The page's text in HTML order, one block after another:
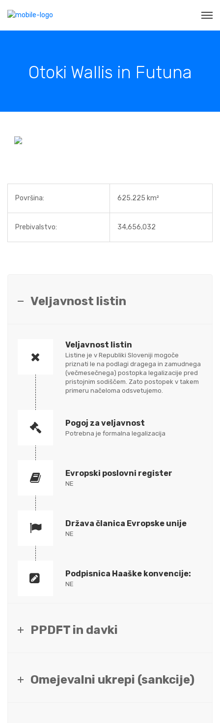
Otoki Wallis in Futuna
Površina: 625.225 km²
Prebivalstvo: 34,656,032
Veljavnost listin
Veljavnost listin
Listine je v Republiki Sloveniji mogoče
priznati le na podlagi dragega in zamudnega
(večmesečnega) postopka legalizacije pred
pristojnim sodiščem. Zato postopek v takem
primeru načeloma odsvetujemo.
Pogoj za veljavnost
Potrebna je formalna legalizacija
Evropski poslovni register
NE
Država članica Evropske unije
NE
Podpisnica Haaške konvencije:
NE
PPDFT in davki
Omejevalni ukrepi (sankcije)